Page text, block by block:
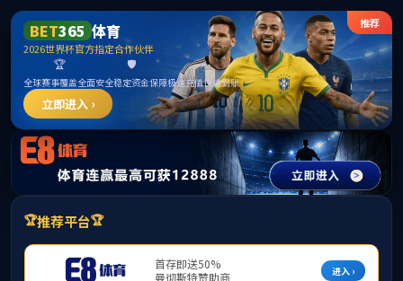
中国·ok138cn太阳集团(股
份)有限公司-官方网站